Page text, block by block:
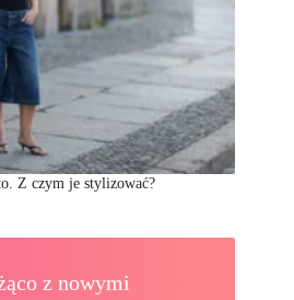
Z czym je stylizować?
z nowymi